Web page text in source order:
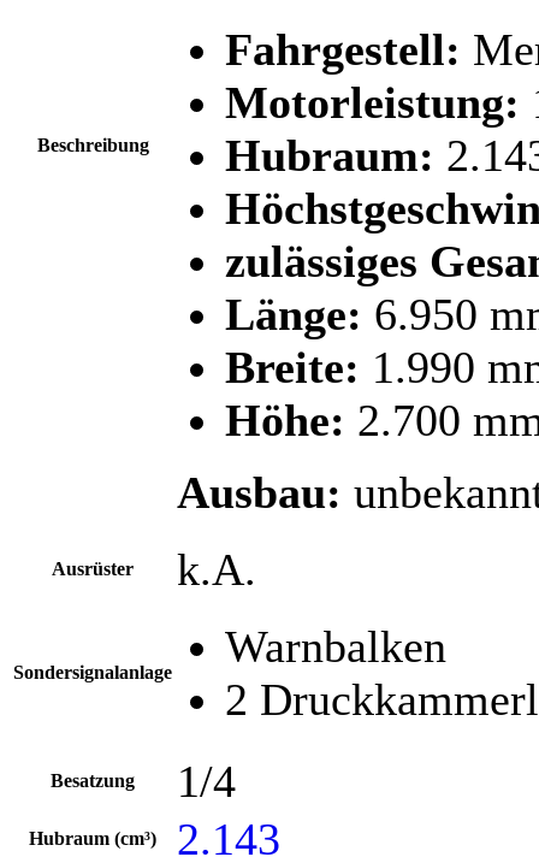
Beschreibung
Fahrgestell:
Motorleistung:
Hubraum:
zulässiges
Länge: 6.950
Breite: 1.990
Höhe: 2.700
Ausbau:
Ausrüster k.A.
Sondersignalanlage
Warnbalken
2
Besatzung 1/4
Hubraum (cm³) 2.143